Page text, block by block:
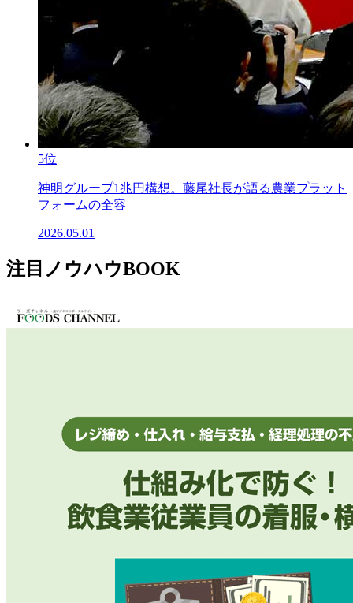
5位
神明グループ1兆円構想。藤尾社長が語る農業プラット
フォームの全容
2026.05.01
注目ノウハウBOOK